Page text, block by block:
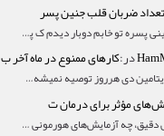
تعداد ضربان قلب جنین پسر
مال من ۱۶۸بود و نینی پسره تو خابم دوبار دیدم ک پسره
در:کارهای ممنوع در ماه آخر ب
سلام مگه مصرف ویتامین دی هرروز توصیه نمیشه؟درمقاله میگه
مؤثر برای درمان ت
سلام برای تشخیص دقیق، چه آزمایش‌های هورمونی و چه سونوگر